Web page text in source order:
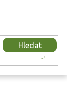
Hledat